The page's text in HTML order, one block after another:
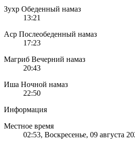
Зухр Обеденный намаз
13:21
Аср Послеобеденный намаз
17:23
Магриб Вечерний намаз
20:43
Иша Ночной намаз
22:50
Информация
Местное время
02:53, Воскресенье, 09 августа